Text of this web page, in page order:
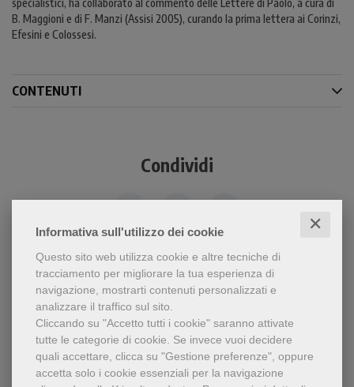
Informativa sull'utilizzo dei cookie ✕
Questo sito web utilizza cookie e altre tecniche di
tracciamento per migliorare la tua esperienza di
navigazione, mostrarti contenuti personalizzati e
analizzare il traffico sul sito.
Cliccando su "Accetto tutti i cookie" saranno attivate
tutte le categorie di cookie. Se invece vuoi decidere
quali accettare, clicca su "Gestione preferenze", oppure
accetta solo i cookie essenziali per la navigazione
B. Maggioni e di F. Manzi (Assisi 2005), curando la prima lettera ai Corinzi,
Efesini e Colossesi.
CONTENUTI
Condividi
Chi ha visto questo prodotto
ha visto anche...